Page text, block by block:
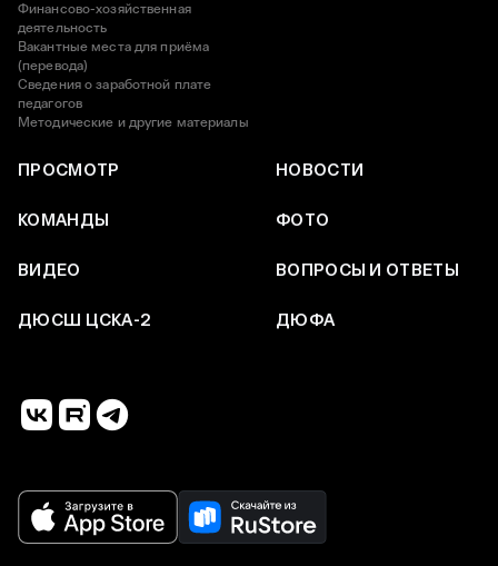
Финансово-хозяйственная
деятельность
Вакантные места для приёма
(перевода)
Сведения о заработной плате
педагогов
Методические и другие материалы
ПРОСМОТР НОВОСТИ
КОМАНДЫ ФОТО
ВИДЕО ВОПРОСЫ И ОТВЕТЫ
ДЮСШ ЦСКА-2 ДЮФА